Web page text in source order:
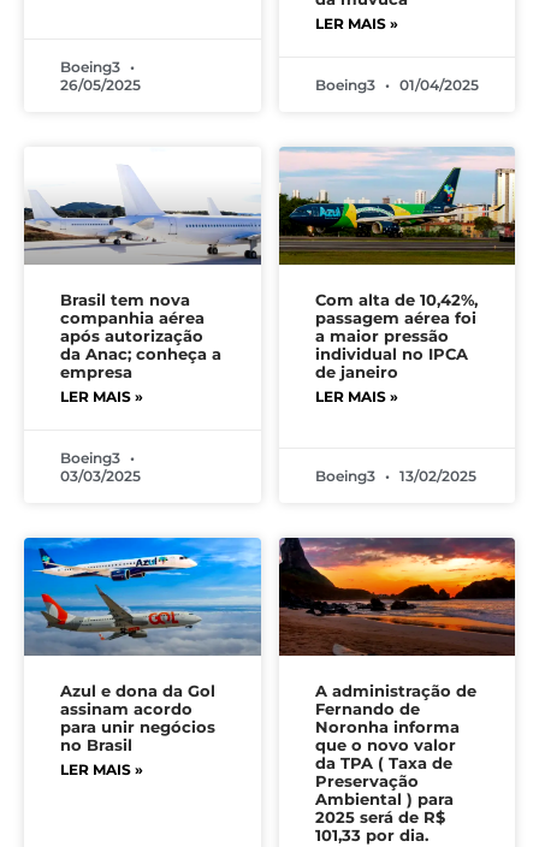
Boeing3
26/05/2025
LER MAIS »
Boeing3 01/04/2025
Brasil tem nova
companhia aérea
após autorização
da Anac; conheça a
empresa
LER MAIS »
Boeing3
03/03/2025
Com alta de 10,42%,
passagem aérea foi
a maior pressão
individual no IPCA
de janeiro
LER MAIS »
Boeing3 13/02/2025
Azul e dona da Gol
assinam acordo
para unir negócios
no Brasil
LER MAIS »
A administração de
Fernando de
Noronha informa
que o novo valor
da TPA ( Taxa de
Preservação
Ambiental ) para
2025 será de R$
101,33 por dia.